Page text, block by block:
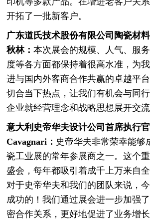
开拓了一批新客户。
广东道氏技术股份有限公司陶瓷材料
秋林：本次展会的规模、人气、服
度等各方面都保持着很高水准，为
进与国内外客商合作共赢的卓越平
切合当下热点，让我们有机会与同
企业就经营理念和战略思想展开交流
意大利史帝华夫设计公司首席执行
Cavagnari： 史帝华夫非常荣幸能够
瓷工业展的常年参展商之一。这个
盛会，每年都吸引着成千上万来自全
对于史帝华夫和我们的团队来说，
成功的！我们通过展会进一步加强
密合作关系，更好地促进了业务增长